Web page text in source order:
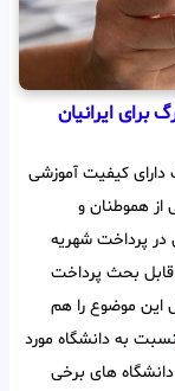
برای ایرانیان
دارای کیفیت آموزشی
هموطنان و
در پرداخت شهریه
قابل بحث پرداخت
این موضوع را هم
نسبت به دانشگاه مورد
های برخی